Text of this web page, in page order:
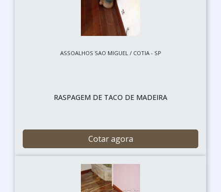
ASSOALHOS SAO MIGUEL / COTIA - SP
RASPAGEM DE TACO DE MADEIRA
Cotar agora